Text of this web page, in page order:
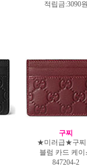
적립금:3090
구찌
★미러급★구찌
블럼 카드 케이
847204-2